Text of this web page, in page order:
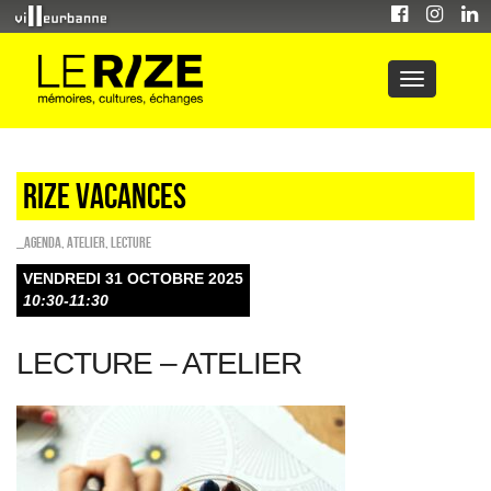
RIZE VACANCES
_Agenda Atelier Lecture
VENDREDI 31 OCTOBRE 2025
10:30-11:30
LECTURE – ATELIER